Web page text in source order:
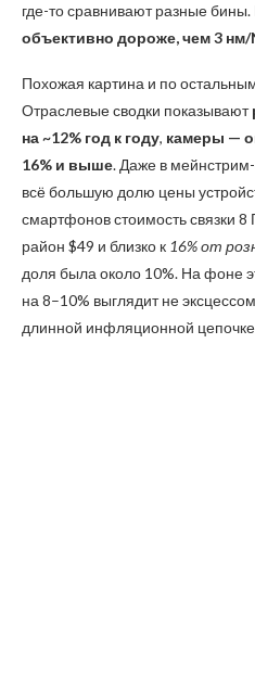
где-то сравнивают разные
объективно дороже, чем 3 нм/
Похожая картина и по
Отраслевые сводки показывают
на ~12% год к году, камеры —
16% и выше. Даже в
всё большую долю цены
смартфонов стоимость связки
район $49 и близко к 16% от
доля была около 10%. На фоне
на 8–10% выглядит не
длинной инфляционной